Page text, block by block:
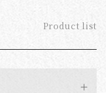
Product list